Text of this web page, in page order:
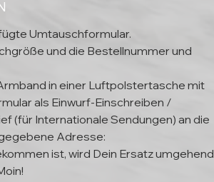
Umtauschformular.
und die Bestellnummer und
in einer Luftpolstertasche mit
als Einwurf-Einschreiben /
(für Internationale Sendungen) an die
Adresse:
ist, wird Dein Ersatz umgehend